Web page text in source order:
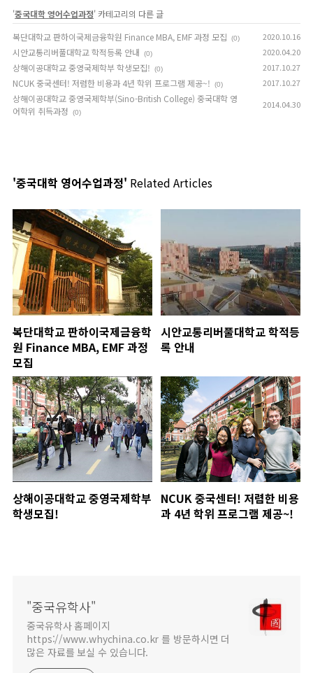
'중국대학 영어수업과정' 카테고리의 다른 글
복단대학교 판하이국제금융학원 Finance MBA, EMF 과정 모집
(0) 2020.10.16
시안교통리버풀대학교 학적등록 안내 (0) 2020.04.20
상해이공대학교 중영국제학부 학생모집! (0) 2017.10.27
NCUK 중국센터! 저렴한 비용과 4년 학위 프로그램 제공~! (0) 2017.10.27
상해이공대학교 중영국제학부(Sino-British College) 중국대학 영
어학위 취득과정
(0)
2014.04.30
'중국대학 영어수업과정' Related Articles
복단대학교 판하이국제금융학
원 Finance MBA, EMF 과정
모집
시안교통리버풀대학교 학적등
록 안내
상해이공대학교 중영국제학부
학생모집!
NCUK 중국센터! 저렴한 비용
과 4년 학위 프로그램 제공~!
"중국유학사"
중국유학사 홈페이지
https://www.whychina.co.kr 를 방문하시면 더
많은 자료를 보실 수 있습니다.